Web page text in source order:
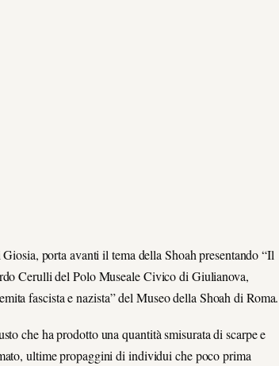
porta avanti il tema della Shoah presentando “Il
Cerulli del Polo Museale Civico di Giulianova,
fascista e nazista” del Museo della Shoah di Roma.
che ha prodotto una quantità smisurata di scarpe e
ultime propaggini di individui che poco prima